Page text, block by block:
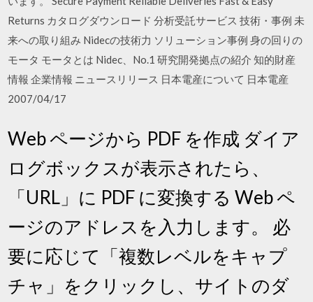
Returns カタログダウンロード 分析受託サービス 技術・事例 未
来への取り組み Nidecの技術力 ソリューション事例 身の回りの
モータ モータとは Nidec、No.1 研究開発拠点の紹介 知的財産
情報 企業情報 ニュースリリース 日本電産について 日本電産
2007/04/17
Web ページから PDF を作成 ダイア
ログボックスが表示されたら、
「URL」に PDF に変換する Web ペ
ージのアドレスを入力します。 必
要に応じて「複数レベルをキャプ
チャ」をクリックし、サイトのダ